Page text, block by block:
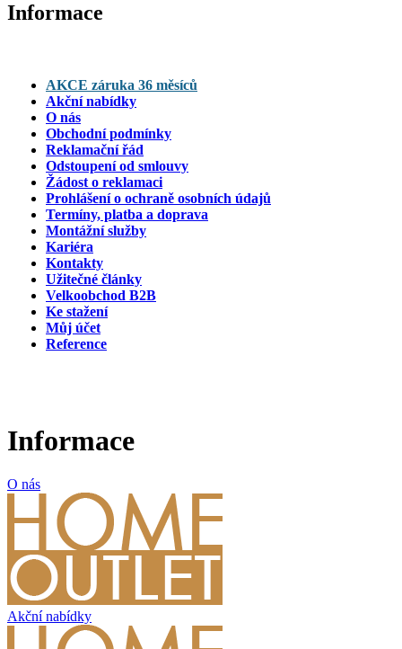
Informace
AKCE záruka 36 měsíců
Akční nabídky
O nás
Obchodní podmínky
Reklamační řád
Odstoupení od smlouvy
Žádost o reklamaci
Prohlášení o ochraně osobních údajů
Termíny, platba a doprava
Montážní služby
Kariéra
Kontakty
Užitečné články
Velkoobchod B2B
Ke stažení
Můj účet
Reference
Informace
O nás
Akční nabídky